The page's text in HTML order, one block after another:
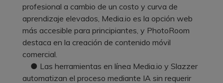
profesional a cambio de un costo y curva de
aprendizaje elevados, Media.io es la opción web
más accesible para principiantes, y PhotoRoom
destaca en la creación de contenido móvil
comercial.
● Las herramientas en línea Media.io y Slazzer
automatizan el proceso mediante IA sin requerir